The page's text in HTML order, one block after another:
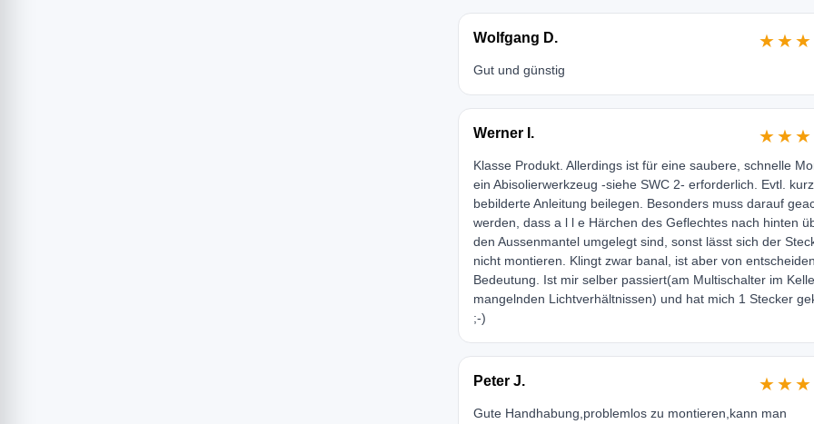
Wolfgang D.
Gut und günstig
Werner I.
Klasse Produkt. Allerdings ist für eine saubere, schnelle
ein Abisolierwerkzeug -siehe SWC 2- erforderlich. Evtl.
bebilderte Anleitung beilegen. Besonders muss darauf
werden, dass a l l e Härchen des Geflechtes nach hinten
den Aussenmantel umgelegt sind, sonst lässt sich der
nicht montieren. Klingt zwar banal, ist aber von
Bedeutung. Ist mir selber passiert(am Multischalter im
mangelnden Lichtverhältnissen) und hat mich 1 Stecker
;-)
Peter J.
Gute Handhabung,problemlos zu montieren,kann man